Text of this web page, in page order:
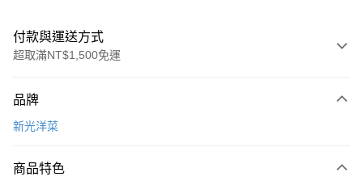
付款與運送方式
超取滿NT$1,500免運
信用卡一次付款
Apple Pay
品牌
新光洋菜
商品特色